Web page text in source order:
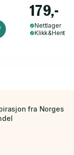
179,-
Nettlager
Klikk&Hent
fra Norges